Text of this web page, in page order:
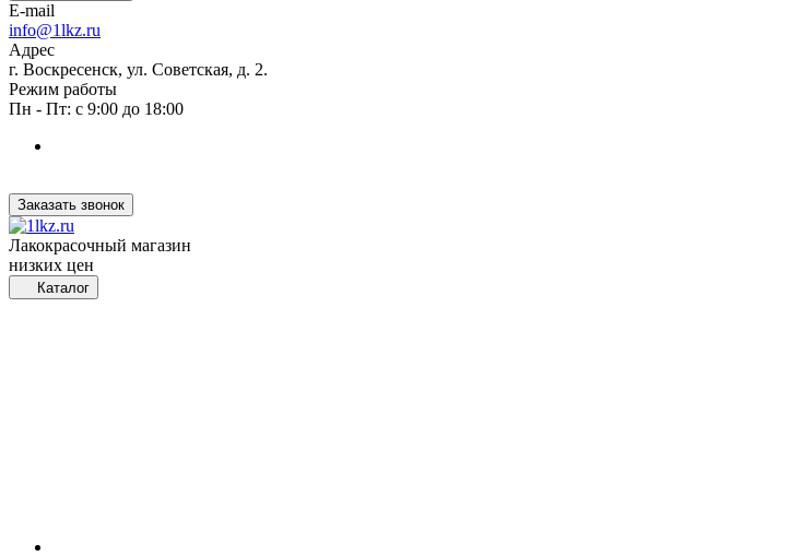
E-mail
info@1lkz.ru
Адрес
г. Воскресенск, ул. Советская, д. 2.
Режим работы
Пн - Пт: с 9:00 до 18:00
Заказать звонок
Лакокрасочный магазин
низких цен
Каталог